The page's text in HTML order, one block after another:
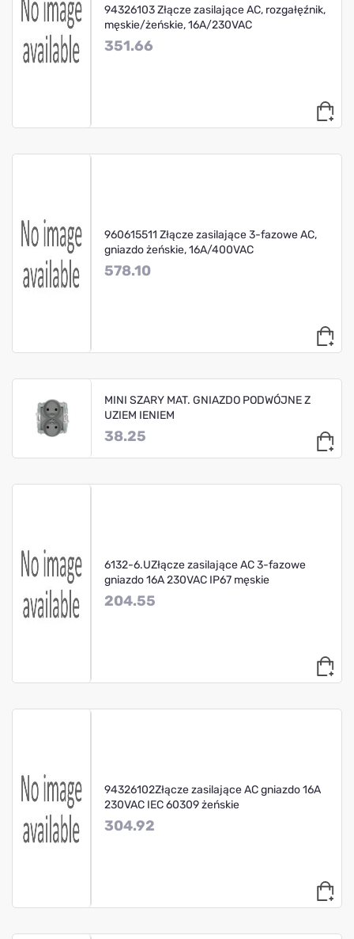
94326103 Złącze zasilające AC, rozgałęźnik,
męskie/żeńskie, 16A/230VAC
351.66
960615511 Złącze zasilające 3-fazowe AC,
gniazdo żeńskie, 16A/400VAC
578.10
MINI SZARY MAT. GNIAZDO PODWÓJNE Z
UZIEM IENIEM
38.25
6132-6.UZłącze zasilające AC 3-fazowe
gniazdo 16A 230VAC IP67 męskie
204.55
94326102Złącze zasilające AC gniazdo 16A
230VAC IEC 60309 żeńskie
304.92